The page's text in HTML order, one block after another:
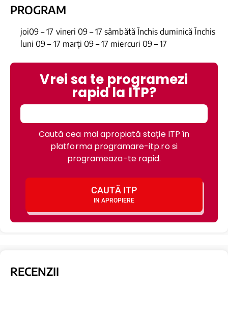
PROGRAM
joi09 – 17 vineri 09 – 17 sâmbătă Închis duminică Închis
luni 09 – 17 marți 09 – 17 miercuri 09 – 17
Vrei sa te programezi
rapid la ITP?
Caută cea mai apropiată stație ITP în
platforma programare-itp.ro si
programeaza-te rapid.
CAUTĂ ITP
IN APROPIERE
RECENZII